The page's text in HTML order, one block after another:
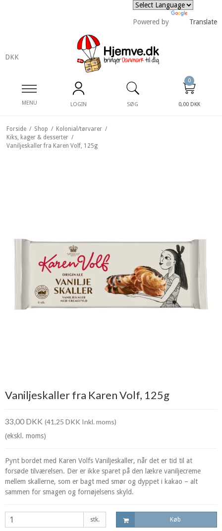
Powered by Translate
DKK
MENU LOGIN SØG
0
0,00 DKK
Forside / Shop / Kolonial/tørvarer /
Kiks, kager & desserter /
Vaniljeskaller fra Karen Volf, 125g
Vaniljeskaller fra Karen Volf, 125g
33,00 DKK (41,25 DKK Inkl. moms)
(ekskl. moms)
Pynt bordet med Karen Volfs Vaniljeskaller, når det er tid til at
forsøde tilværelsen. Der er ikke sparet på den lækre vaniljecreme
mellem skallerne, som er bagt med smør og dyppet i kakao – alt
sammen for smagen og fornøjelsens skyld.
stk. Køb